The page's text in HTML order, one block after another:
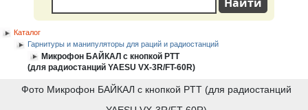
Каталог
Гарнитуры и манипуляторы для раций и радиостанций
Микрофон БАЙКАЛ с кнопкой PTT
(для радиостанций YAESU VX-3R/FT-60R)
Фото Микрофон БАЙКАЛ с кнопкой PTT (для радиостанций